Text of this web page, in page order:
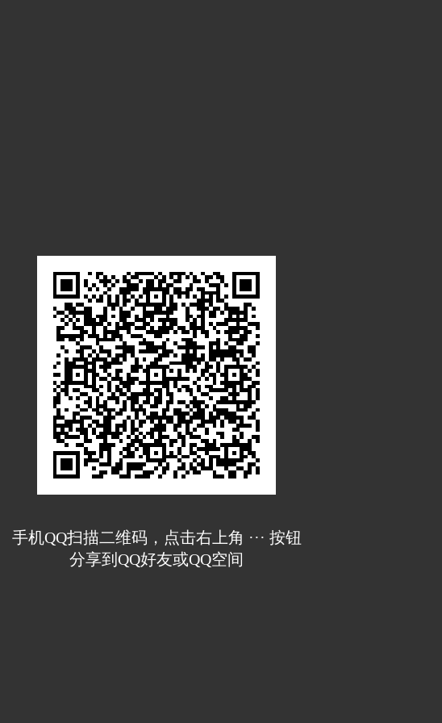
手机QQ扫描二维码，点击右上角 ··· 按钮
分享到QQ好友或QQ空间